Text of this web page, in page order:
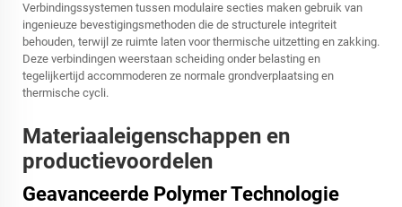
Verbindingssystemen tussen modulaire secties maken gebruik van
ingenieuze bevestigingsmethoden die de structurele integriteit
behouden, terwijl ze ruimte laten voor thermische uitzetting en zakking.
Deze verbindingen weerstaan scheiding onder belasting en
tegelijkertijd accommoderen ze normale grondverplaatsing en
thermische cycli.
Materiaaleigenschappen en
productievoordelen
Geavanceerde Polymer Technologie